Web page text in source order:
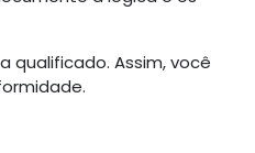
qualificado. Assim, você